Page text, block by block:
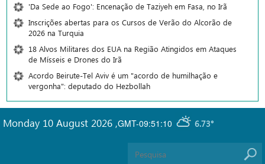
'Da Sede ao Fogo': Encenação de Taziyeh em Fasa, no Irã
Inscrições abertas para os Cursos de Verão do Alcorão de
2026 na Turquia
18 Alvos Militares dos EUA na Região Atingidos em Ataques
de Mísseis e Drones do Irã
Acordo Beirute-Tel Aviv é um "acordo de humilhação e
vergonha": deputado do Hezbollah
GMT-09:51:10 6.73°
Monday 10 August 2026 ,